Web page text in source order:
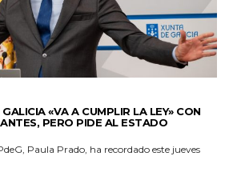
«VA A CUMPLIR LA LEY» CON
PERO PIDE AL ESTADO
Paula Prado, ha recordado este jueves